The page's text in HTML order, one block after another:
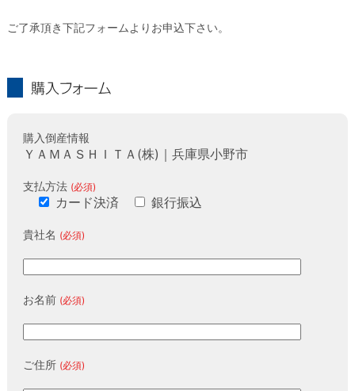
ご了承頂き下記フォームよりお申込下さい。
購入倒産情報
ＹＡＭＡＳＨＩＴＡ(株)｜兵庫県小野市
支払方法 (必須)
カード決済 銀行振込
貴社名 (必須)
お名前 (必須)
ご住所 (必須)